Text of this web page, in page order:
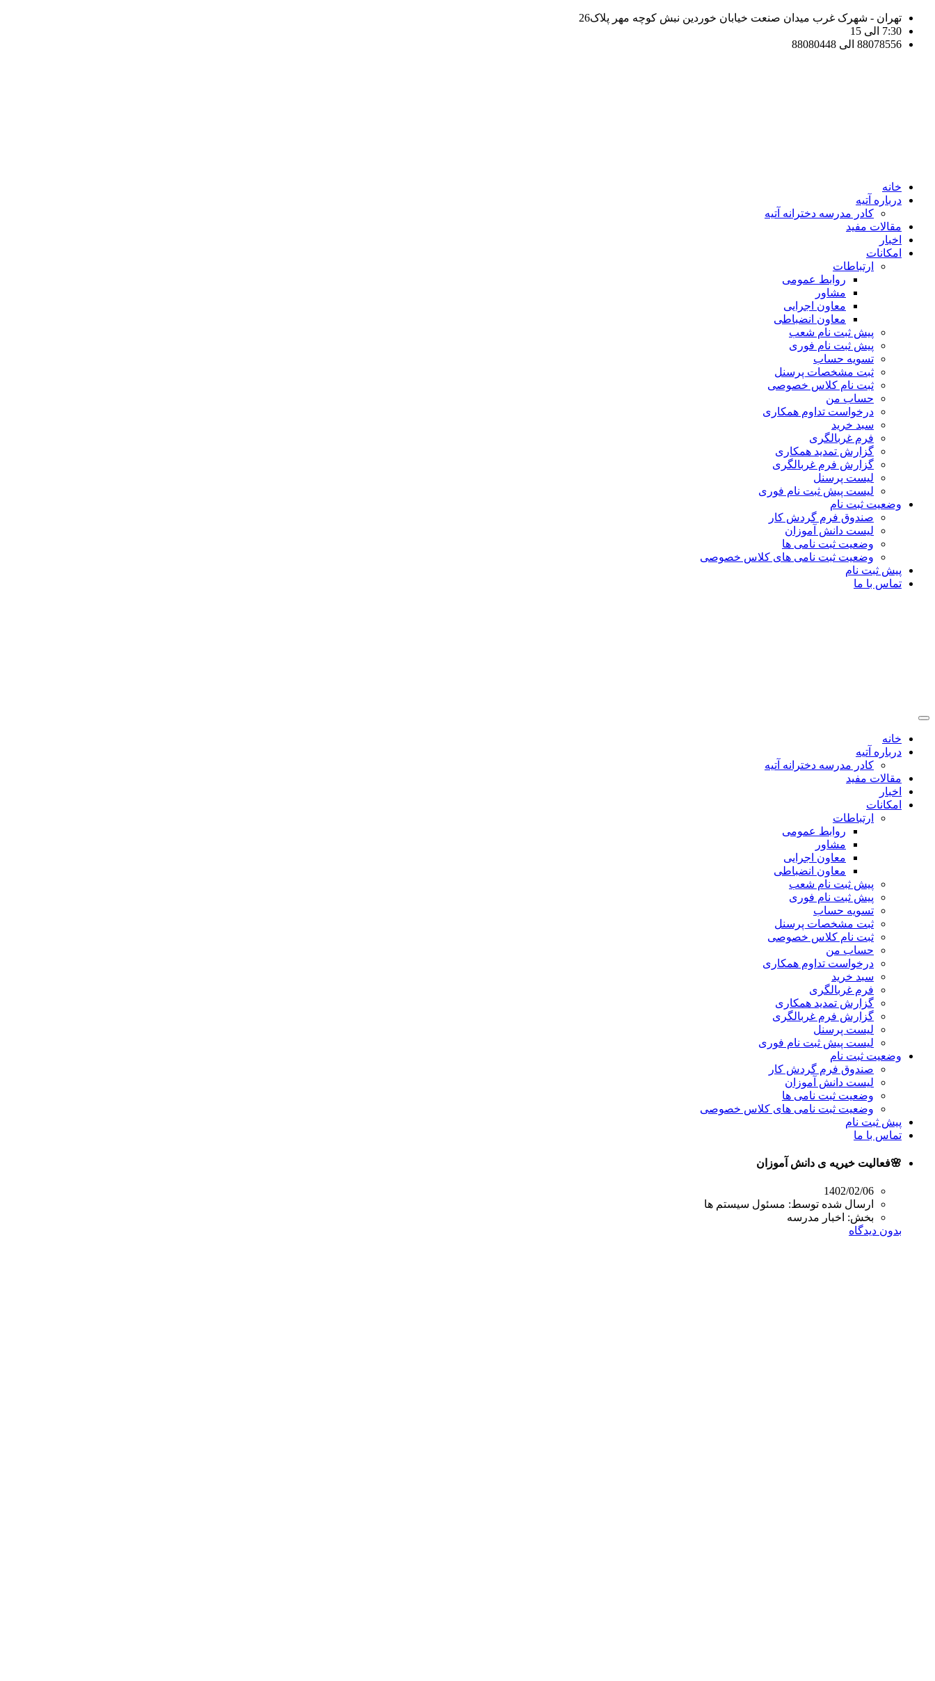
تهران - شهرک غرب میدان صنعت خیابان خوردین نبش کوچه مهر پلاک26
7:30 الی 15
88078556 الی 88080448
خانه
درباره آتیه
کادر مدرسه دخترانه آتیه
مقالات مفید
اخبار
امکانات
ارتباطات
روابط عمومی
مشاور
معاون اجرایی
معاون انضباطی
پیش ثبت نام شعب
پیش ثبت نام فوری
تسویه حساب
ثبت مشخصات پرسنل
ثبت نام کلاس خصوصی
حساب من
درخواست تداوم همکاری
سبد خرید
فرم غربالگری
گزارش تمدید همکاری
گزارش فرم غربالگری
لیست پرسنل
لیست پیش ثبت نام فوری
وضعیت ثبت نام
صندوق فرم گردش کار
لیست دانش آموزان
وضعیت ثبت نامی ها
وضعیت ثبت نامی های کلاس خصوصی
پیش ثبت نام
تماس با ما
خانه
درباره آتیه
کادر مدرسه دخترانه آتیه
مقالات مفید
اخبار
امکانات
ارتباطات
روابط عمومی
مشاور
معاون اجرایی
معاون انضباطی
پیش ثبت نام شعب
پیش ثبت نام فوری
تسویه حساب
ثبت مشخصات پرسنل
ثبت نام کلاس خصوصی
حساب من
درخواست تداوم همکاری
سبد خرید
فرم غربالگری
گزارش تمدید همکاری
گزارش فرم غربالگری
لیست پرسنل
لیست پیش ثبت نام فوری
وضعیت ثبت نام
صندوق فرم گردش کار
لیست دانش آموزان
وضعیت ثبت نامی ها
وضعیت ثبت نامی های کلاس خصوصی
پیش ثبت نام
تماس با ما
🌸فعالیت خیریه ی دانش آموزان
1402/02/06
ارسال شده توسط: مسئول سیستم ها
بخش: اخبار مدرسه
بدون دیدگاه